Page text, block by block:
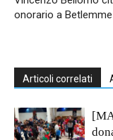
onorario a Betlemme
Articoli correlati